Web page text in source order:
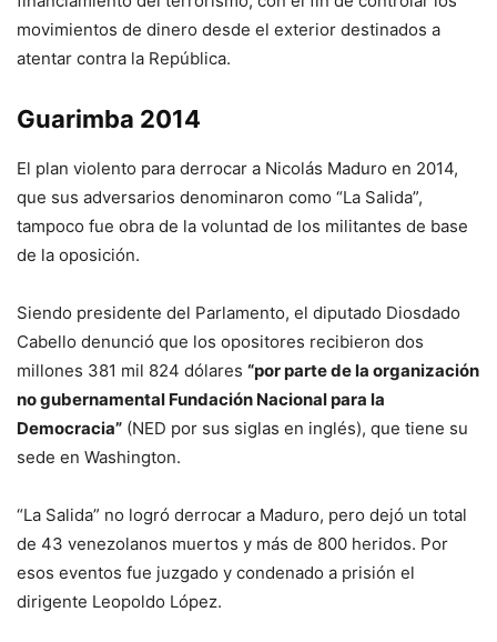
movimientos de dinero desde el exterior destinados a
atentar contra la República.
Guarimba 2014
El plan violento para derrocar a Nicolás Maduro en 2014,
que sus adversarios denominaron como “La Salida”,
tampoco fue obra de la voluntad de los militantes de base
de la oposición.
Siendo presidente del Parlamento, el diputado Diosdado
Cabello denunció que los opositores recibieron dos
millones 381 mil 824 dólares “por parte de la organización
no gubernamental Fundación Nacional para la
Democracia” (NED por sus siglas en inglés), que tiene su
sede en Washington.
“La Salida” no logró derrocar a Maduro, pero dejó un total
de 43 venezolanos muertos y más de 800 heridos. Por
esos eventos fue juzgado y condenado a prisión el
dirigente Leopoldo López.